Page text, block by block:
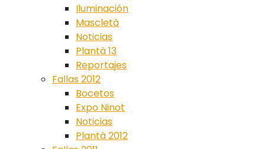
Iluminación
Mascletà
Noticias
Plantà 13
Reportajes
Fallas 2012
Bocetos
Expo Ninot
Noticias
Plantà 2012